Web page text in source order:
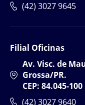
(42) 3027 9645
Filial Oficinas
Av. Visc. de
Grossa/PR.
CEP: 84.045-100
(42) 3027 9640